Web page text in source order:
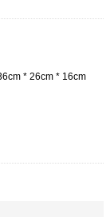
* 26cm * 16cm